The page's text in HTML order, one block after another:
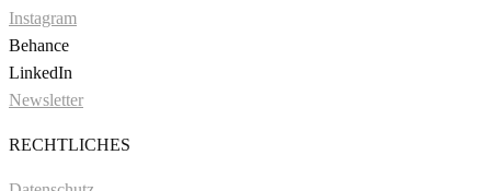
Instagram
Behance
LinkedIn
Newsletter
RECHTLICHES